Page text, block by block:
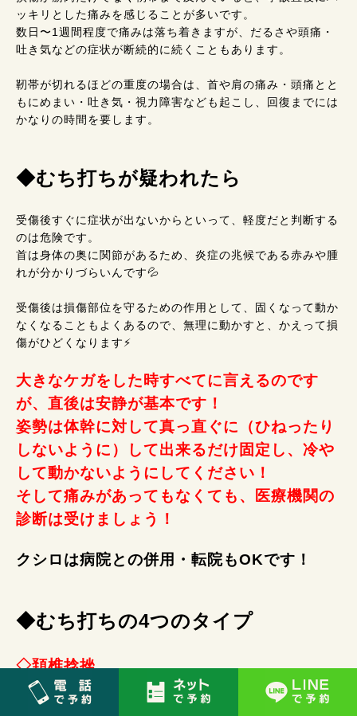
ッキリとした痛みを感じることが多いです。
数日〜1週間程度で痛みは落ち着きますが、だるさや頭痛・
吐き気などの症状が断続的に続くこともあります。
靭帯が切れるほどの重度の場合は、首や肩の痛み・頭痛とと
もにめまい・吐き気・視力障害なども起こし、回復までには
かなりの時間を要します。
◆むち打ちが疑われたら
受傷後すぐに症状が出ないからといって、軽度だと判断する
のは危険です。
首は身体の奥に関節があるため、炎症の兆候である赤みや腫
れが分かりづらいんです💦
受傷後は損傷部位を守るための作用として、固くなって動か
なくなることもよくあるので、無理に動かすと、かえって損
傷がひどくなります⚡
大きなケガをした時すべてに言えるのです
が、直後は安静が基本です！
姿勢は体幹に対して真っ直ぐに（ひねったり
しないように）して出来るだけ固定し、冷や
して動かないようにしてください！
そして痛みがあってもなくても、医療機関の
診断は受けましょう！
クシロは病院との併用・転院もOKです！
◆むち打ちの4つのタイプ
◇頚椎捻挫
70〜80％はこの首のねんざタイプで、首や肩が痛んだり動